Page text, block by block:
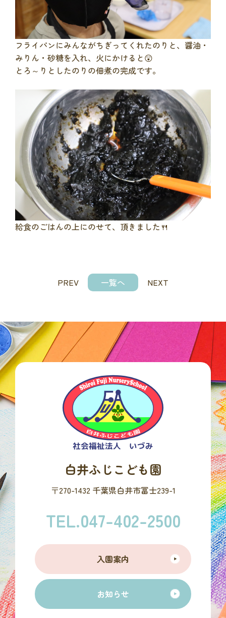
フライパンにみんながちぎってくれたのりと、醤油・
みりん・砂糖を入れ、火にかけると😲
とろ～りとしたのりの佃煮の完成です。
給食のごはんの上にのせて、頂きました🍴
PREV 一覧へ NEXT
白井ふじこども園
〒270-1432 千葉県白井市冨士239-1
TEL.047-402-2500
入園案内
お知らせ